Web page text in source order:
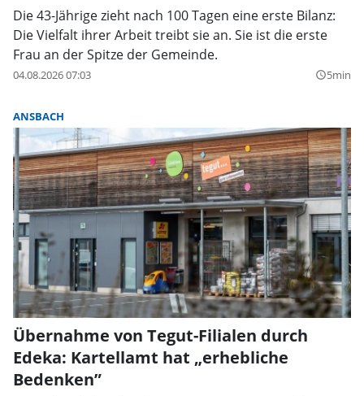
Die 43-Jährige zieht nach 100 Tagen eine erste Bilanz:
Die Vielfalt ihrer Arbeit treibt sie an. Sie ist die erste
Frau an der Spitze der Gemeinde.
04.08.2026 07:03 query_builder5min
ANSBACH
Übernahme von Tegut-Filialen durch
Edeka: Kartellamt hat „erhebliche
Bedenken”